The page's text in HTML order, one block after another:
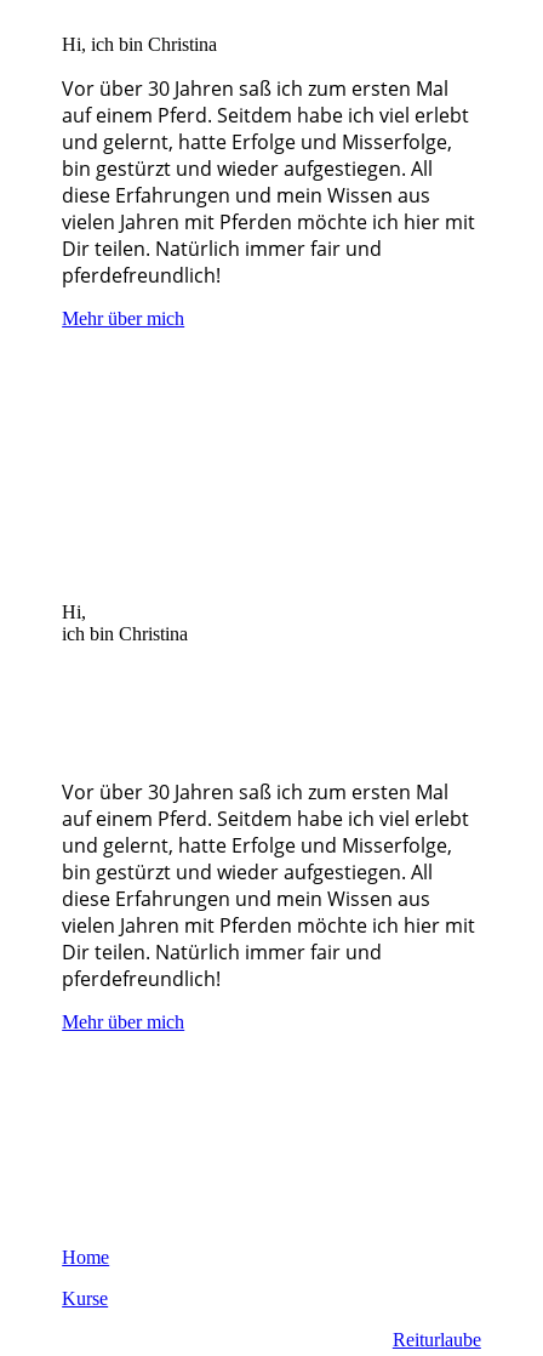
Hi, ich bin Christina
Vor über 30 Jahren saß ich zum ersten Mal
auf einem Pferd. Seitdem habe ich viel erlebt
und gelernt, hatte Erfolge und Misserfolge,
bin gestürzt und wieder aufgestiegen. All
diese Erfahrungen und mein Wissen aus
vielen Jahren mit Pferden möchte ich hier mit
Dir teilen. Natürlich immer fair und
pferdefreundlich!
Mehr über mich
Hi,
ich bin Christina
Vor über 30 Jahren saß ich zum ersten Mal
auf einem Pferd. Seitdem habe ich viel erlebt
und gelernt, hatte Erfolge und Misserfolge,
bin gestürzt und wieder aufgestiegen. All
diese Erfahrungen und mein Wissen aus
vielen Jahren mit Pferden möchte ich hier mit
Dir teilen. Natürlich immer fair und
pferdefreundlich!
Mehr über mich
Home
Kurse
Reiturlaube